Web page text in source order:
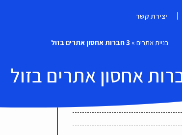
יצירת קשר
בניית אתרים » 3 חברות אחסון אתרים בזול